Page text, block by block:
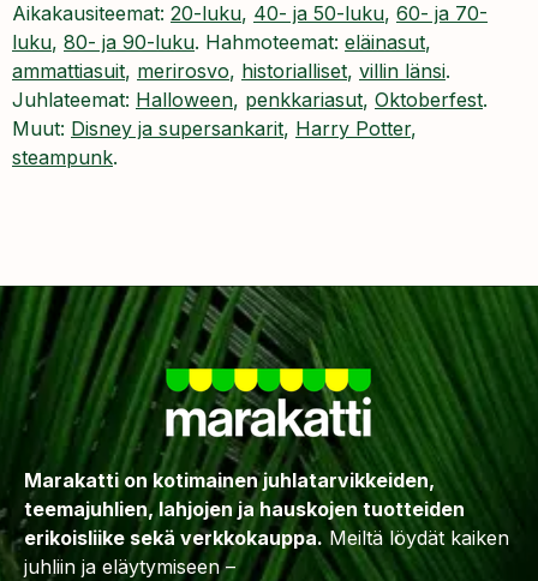
Aikakausiteemat: 20-luku, 40- ja 50-luku, 60- ja 70-
luku, 80- ja 90-luku. Hahmoteemat: eläinasut,
ammattiasuit, merirosvo, historialliset, villin länsi.
Juhlateemat: Halloween, penkkariasut, Oktoberfest.
Muut: Disney ja supersankarit, Harry Potter,
steampunk.
Marakatti on kotimainen juhlatarvikkeiden,
teemajuhlien, lahjojen ja hauskojen tuotteiden
erikoisliike sekä verkkokauppa. Meiltä löydät kaiken
juhliin ja eläytymiseen –